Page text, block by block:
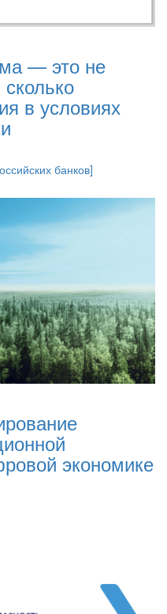
— это не
в условиях
банков]
экономике